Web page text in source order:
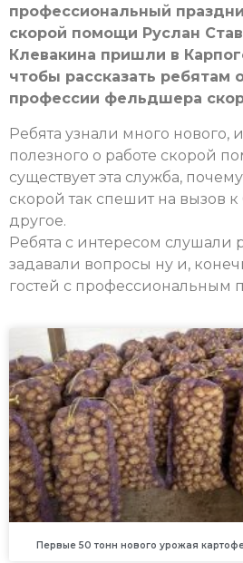
профессиональный
скорой помощи Руслан
Клевакина пришли в
чтобы рассказать ребятам
профессии фельдшера
Ребята узнали много нового,
полезного о работе скорой
существует эта служба,
скорой так спешит на вызов
другое.
Ребята с интересом слушали
задавали вопросы ну и,
гостей с профессиональным
Первые 50 тонн нового урожая